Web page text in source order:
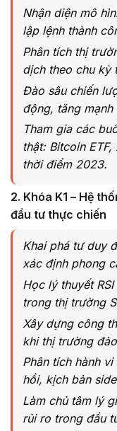
Nhận diện mô
lập lệnh thành
Phân tích thị
dịch theo chu kỳ
Đào sâu chiến
động, tăng
Tham gia các
thật: Bitcoin
thời điểm 2023.
2. Khóa K1 – Hệ
đầu tư thực chiến
Khai phá tư duy
xác định phong
Học lý thuyết
trong thị trường
Xây dựng công
khi thị trường
Phân tích hành
hồi, kịch bản
Làm chủ tâm lý
rủi ro trong đầu